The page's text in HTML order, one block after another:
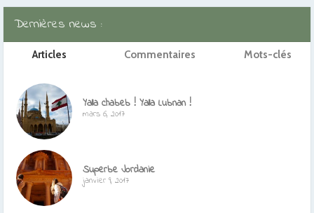
Dernières news :
Articles Commentaires Mots-clés
Yalla chabeb ! Yalla Lubnan !
mars 6, 2017
Superbe Jordanie
janvier 9, 2017